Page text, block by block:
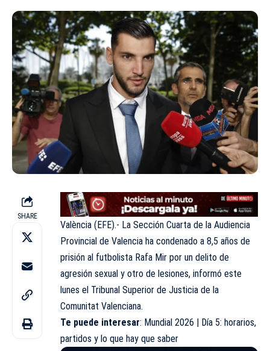
SHARE
València (EFE).- La Sección Cuarta de la Audiencia
Provincial de Valencia ha condenado a 8,5 años de
prisión al futbolista Rafa Mir por un delito de
agresión sexual y otro de lesiones, informó este
lunes el Tribunal Superior de Justicia de la
Comunitat Valenciana.
Te puede interesar: Mundial 2026 | Día 5: horarios,
partidos y lo que hay que saber